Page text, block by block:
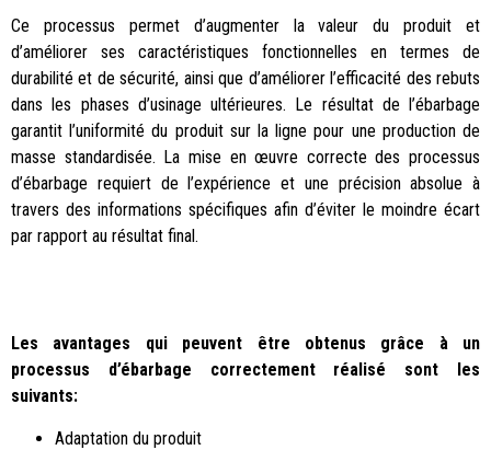
Ce processus permet d’augmenter la valeur du produit et
d’améliorer ses caractéristiques fonctionnelles en termes de
durabilité et de sécurité, ainsi que d’améliorer l’efficacité des rebuts
dans les phases d’usinage ultérieures. Le résultat de l’ébarbage
garantit l’uniformité du produit sur la ligne pour une production de
masse standardisée. La mise en œuvre correcte des processus
d’ébarbage requiert de l’expérience et une précision absolue à
travers des informations spécifiques afin d’éviter le moindre écart
par rapport au résultat final.
Les avantages qui peuvent être obtenus grâce à un
processus d’ébarbage correctement réalisé sont les
suivants:
Adaptation du produit